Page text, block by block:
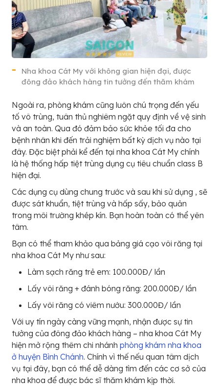
Nha khoa Cát My với không gian hiện đại, được
đông đảo khách hàng tin tưởng đến thăm khám
Ngoài ra, phòng khám cũng luôn chú trọng đến yếu
tố vô trùng, tuân thủ nghiêm ngặt quy định về vệ sinh
và an toàn. Qua đó đảm bảo sức khỏe tối đa cho
bệnh nhân khi đến trải nghiệm bất kỳ dịch vụ nào tại
đây. Đặc biệt phải kể đến tại nha khoa Cát My chính
là hệ thống hấp tiệt trùng dụng cụ tiêu chuẩn class B
hiện đại.
Các dụng cụ dùng chung trước và sau khi sử dụng , sẽ
được sát khuẩn, tiệt trùng và hấp sấy, bảo quản
trong môi trường khép kín. Bạn hoàn toàn có thể yên
tâm.
Bạn có thể tham khảo qua bảng giá cạo vôi răng tại
nha khoa Cát My như sau:
Làm sạch răng trẻ em: 100.000Đ/ lần
Lấy vôi răng + đánh bóng răng: 200.000Đ/ lần
Lấy vôi răng có viêm nướu: 300.000Đ/ lần
Với uy tín ngày càng vững mạnh, nhận được sự tin
tưởng của đông đảo khách hàng – nha khoa Cát My
hiện mở rộng thêm chi nhánh phòng khám nha khoa
ở huyện Bình Chánh. Chính vì thế nếu quan tâm dịch
vụ tại đây, bạn có thể dễ dàng tìm đến các cơ sở của
nha khoa để được bác sĩ thăm khám kịp thời.